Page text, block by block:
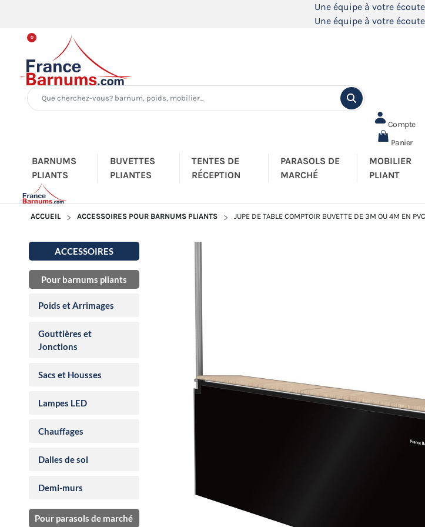
Une équipe à votre
Une équipe à votre
Compte
0
Panier
BARNUMS
PLIANTS
BUVETTES
PLIANTES
TENTES DE
RÉCEPTION
PARASOLS DE
MARCHÉ
MOBILIER
PLIANT
ACCUEIL ACCESSOIRES POUR BARNUMS PLIANTS JUPE DE TABLE COMPTOIR BUVETTE DE 3M OU 4M EN
ACCESSOIRES
Pour barnums pliants
Poids et Arrimages
Gouttières et
Jonctions
Sacs et Housses
Lampes LED
Chauffages
Dalles de sol
Demi-murs
Pour parasols de marché